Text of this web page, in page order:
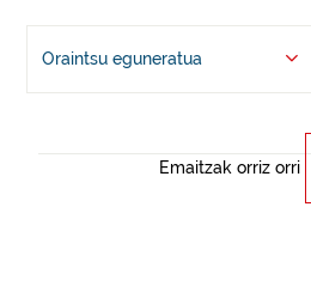
Oraintsu eguneratua
Emaitzak orriz orri